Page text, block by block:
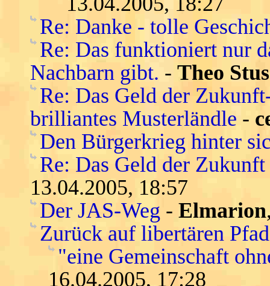
Re: Danke - tolle
Re: Das funktioniert nur
Nachbarn gibt. - Theo
Re: Das Geld der
brilliantes Musterländle -
Den Bürgerkrieg hinter
Re: Das Geld der
13.04.2005, 18:57
Der JAS-Weg - Elmarion
Zurück auf libertären
"eine Gemeinschaft
16.04.2005, 17:28